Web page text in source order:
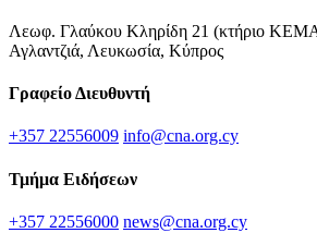
Λεωφ. Γλαύκου Κληρίδη 21 (κτήριο
Αγλαντζιά, Λευκωσία, Κύπρος
Γραφείο Διευθυντή
+357 22556009 info@cna.org.cy
Τμήμα Ειδήσεων
+357 22556000 news@cna.org.cy